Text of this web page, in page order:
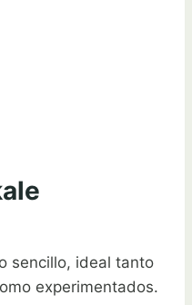
sencillo, ideal tanto
experimentados.